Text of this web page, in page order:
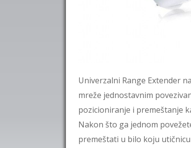
Univerzalni Range Extender
mreže jednostavnim
pozicioniranje i premeštanje
Nakon što ga jednom
premeštati u bilo koju